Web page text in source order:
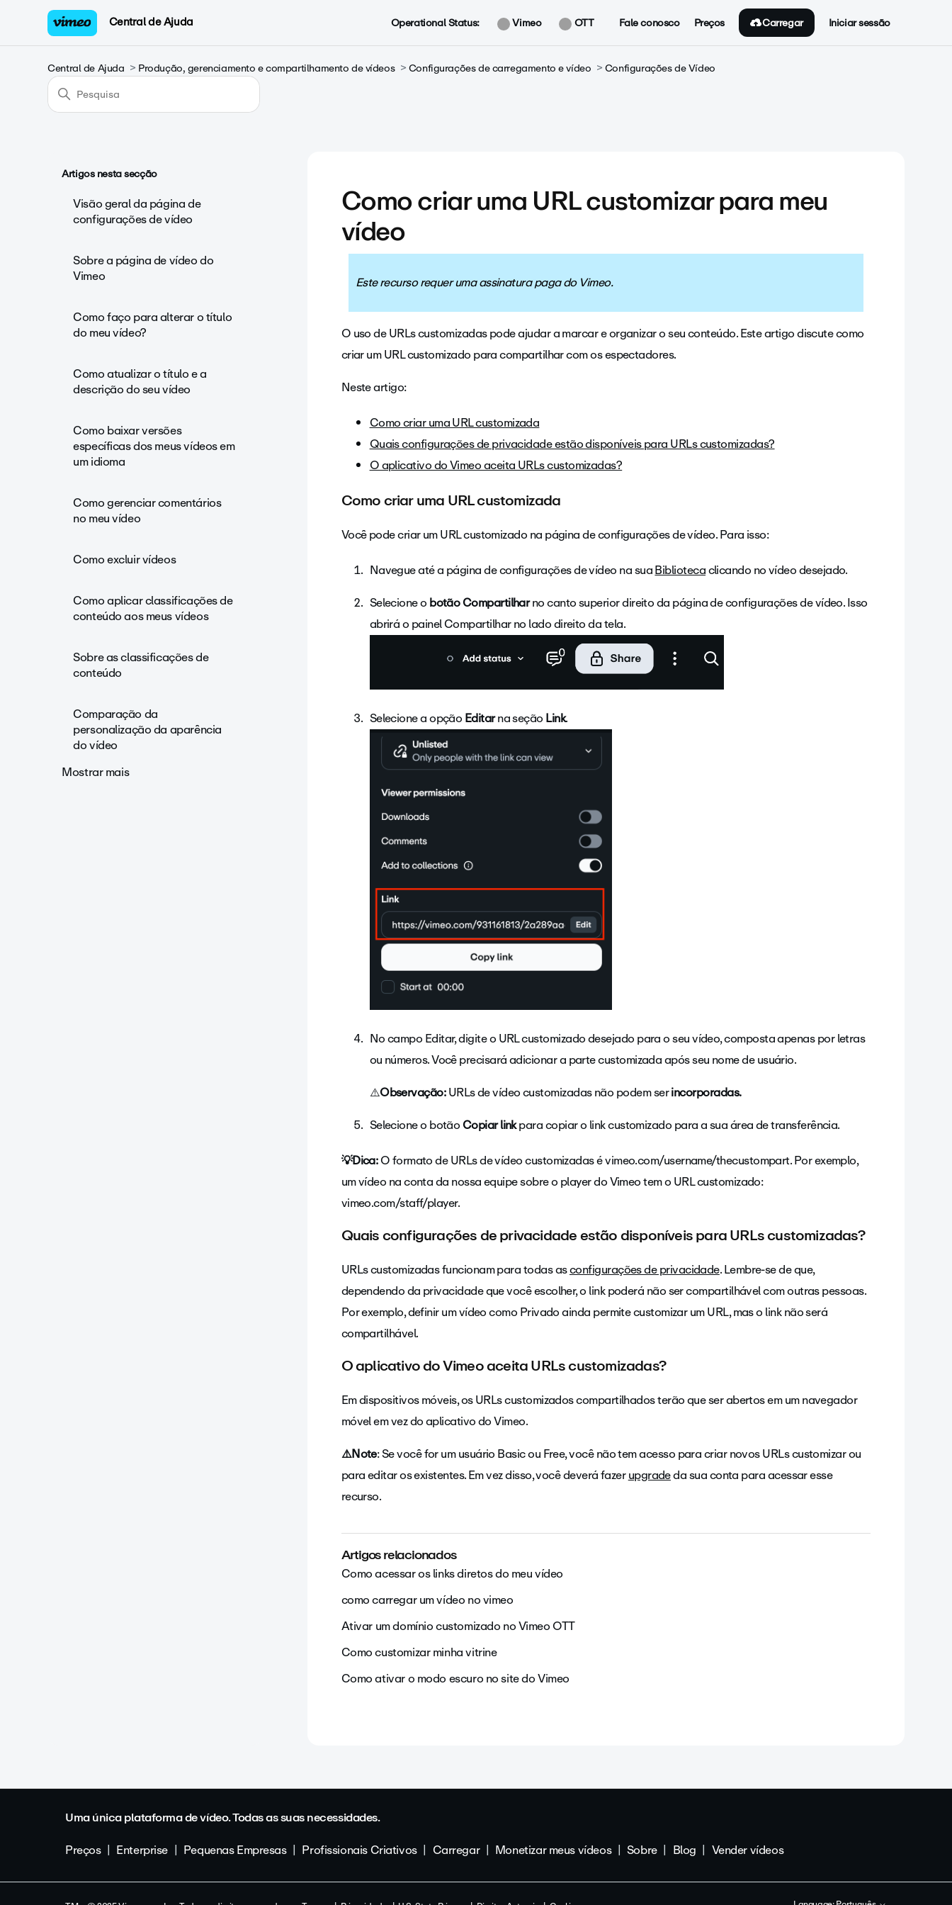
Central de Ajuda Operational Status: Vimeo OTT Fale conosco Preços Carregar Iniciar sessão
Central de Ajuda Produção, gerenciamento e compartilhamento de vídeos Configurações de carregamento e vídeo Configurações de Vídeo
Artigos nesta secção
Visão geral da página de
configurações de vídeo
Sobre a página de vídeo do
Vimeo
Como faço para alterar o título
do meu vídeo?
Como atualizar o título e a
descrição do seu vídeo
Como baixar versões
específicas dos meus vídeos em
um idioma
Como gerenciar comentários
no meu vídeo
Como excluir vídeos
Como aplicar classificações de
conteúdo aos meus vídeos
Sobre as classificações de
conteúdo
Comparação da
personalização da aparência
do vídeo
Mostrar mais
Como criar uma URL customizar para meu
vídeo
Este recurso requer uma assinatura paga do Vimeo.
O uso de URLs customizadas pode ajudar a marcar e organizar o seu conteúdo. Este artigo discute como
criar um URL customizado para compartilhar com os espectadores.
Neste artigo:
Como criar uma URL customizada
Quais configurações de privacidade estão disponíveis para URLs customizadas?
O aplicativo do Vimeo aceita URLs customizadas?
Como criar uma URL customizada
Você pode criar um URL customizado na página de configurações de vídeo. Para isso:
Navegue até a página de configurações de vídeo na suaBibliotecaclicando no vídeo desejado.
Selecione obotão Compartilharno canto superior direito da página de configurações de vídeo. Isso
abrirá o painel Compartilhar no lado direito da tela.
Selecione a opçãoEditarna seçãoLink.
No campoEditar, digite o URL customizado desejado para o seu vídeo, composta apenas por letras
ou números. Você precisará adicionar a parte customizada após seu nome de usuário.
⚠️Observação:URLs de vídeo customizadas não podem serincorporadas.
Selecione o botãoCopiar linkpara copiar o link customizado para a sua área de transferência.
💡Dica:O formato de URLs de vídeo customizadas é vimeo.com/username/thecustompart. Por exemplo,
um vídeo na conta da nossa equipe sobre o player do Vimeo tem o URL customizado:
vimeo.com/staff/player.
Quais configurações de privacidade estão disponíveis para URLs customizadas?
URLs customizadas funcionam para todas asconfigurações de privacidade. Lembre-se de que,
dependendo da privacidade que você escolher, o link poderá não ser compartilhável com outras pessoas.
Por exemplo, definir um vídeo como Privado ainda permite customizar um URL, mas o link não será
compartilhável.
O aplicativo do Vimeo aceita URLs customizadas?
Em dispositivos móveis, os URLs customizados compartilhados terão que ser abertos em um navegador
móvel em vez do aplicativo do Vimeo.
⚠️Note: Se você for um usuário Basic ou Free, você não tem acesso para criar novos URLs customizar ou
para editar os existentes. Em vez disso, você deverá fazerupgradeda sua conta para acessar esse
recurso.
Artigos relacionados
Como acessar os links diretos do meu vídeo
como carregar um vídeo no vimeo
Ativar um domínio customizado no Vimeo OTT
Como customizar minha vitrine
Como ativar o modo escuro no site do Vimeo
Uma única plataforma de vídeo. Todas as suas necessidades.
Preços
Enterprise Pequenas Empresas Profissionais Criativos Carregar Monetizar meus vídeos Sobre Blog Vender vídeos